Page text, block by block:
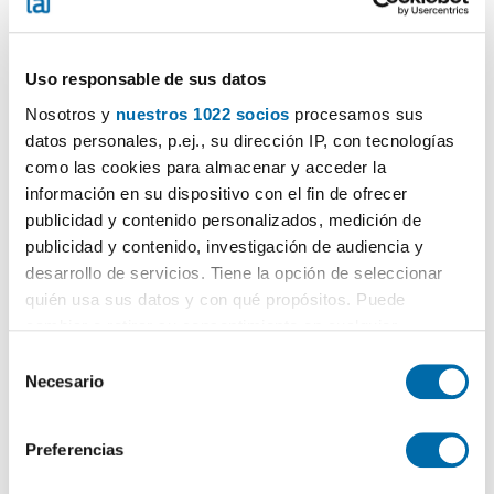
Uso responsable de sus datos
Nosotros y nuestros 1022 socios procesamos sus
datos personales, p.ej., su dirección IP, con tecnologías
como las cookies para almacenar y acceder la
información en su dispositivo con el fin de ofrecer
publicidad y contenido personalizados, medición de
publicidad y contenido, investigación de audiencia y
desarrollo de servicios. Tiene la opción de seleccionar
quién usa sus datos y con qué propósitos. Puede
el Menú de consentimiento.
Recopilar información sobre su ubicación geográfica
Necesario
Preferencias
3,600€
67m 2 Bd. 1 Bathroom
Maritim, Cunit
Call
Contact
DESTACADO Máx. 10km